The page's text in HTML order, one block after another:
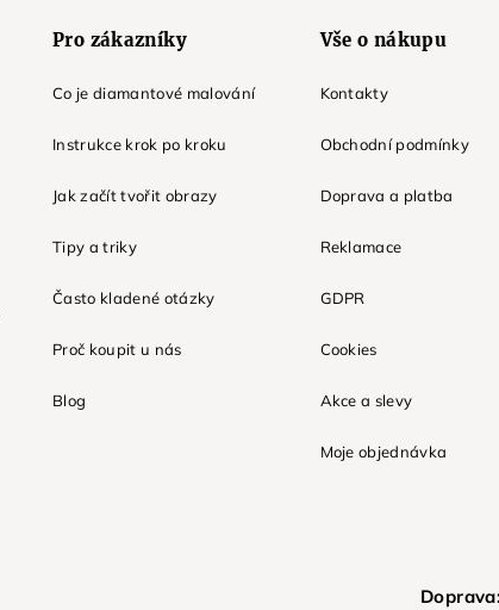
Pro zákazníky
Co je diamantové malování
Instrukce krok po kroku
Jak začít tvořit obrazy
Tipy a triky
Často kladené otázky
Proč koupit u nás
Blog
Vše o nákupu
Kontakty
Obchodní podmínky
Doprava a platba
Reklamace
GDPR
Cookies
Akce a slevy
Moje objednávka
Doprava: